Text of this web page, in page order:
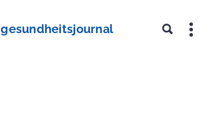
gesundheitsjournal